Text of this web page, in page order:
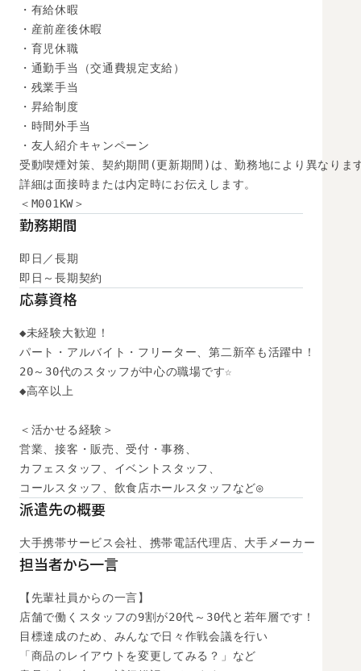
・有給休暇
・産前産後休暇
・育児休職
・通勤手当（交通費規定支給）
・残業手当
・昇給制度
・時間外手当
・友人紹介キャンペーン
受動喫煙対策、契約期間(更新期間)は、勤務地により異なりま
詳細は面接時または内定時にお伝えします。
＜M001KW＞
勤務期間
即日／長期
即日～長期契約
応募資格
◆未経験大歓迎！
パート・アルバイト・フリーター、第二新卒も活躍中！
20～30代のスタッフが中心の職場です☆
◆高卒以上
＜活かせる経験＞
営業、接客・販売、受付・事務、
カフェスタッフ、イベントスタッフ、
コールスタッフ、飲食店ホールスタッフなど◎
派遣先の概要
大手携帯サービス会社、携帯電話代理店、大手メーカー
担当者から一言
【先輩社員からの一言】
店舗で働くスタッフの9割が20代～30代と若年層です！
目標達成のため、みんなで日々作戦会議を行い
「商品のレイアウトを変更してみる？」など